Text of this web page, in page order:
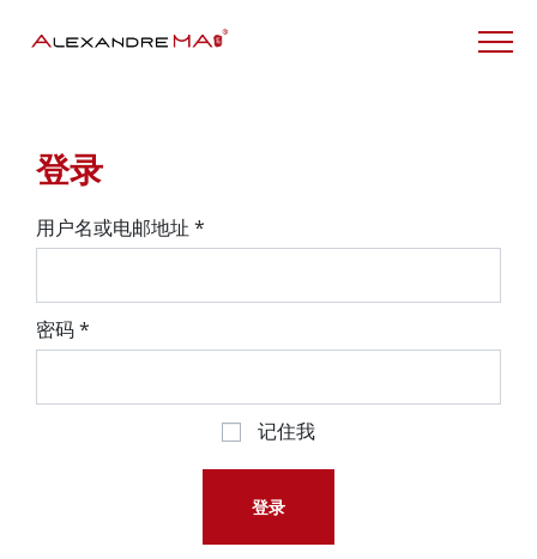
My Account – CN
登录
用户名或电邮地址 *
密码*
记住我
登录